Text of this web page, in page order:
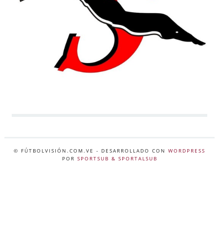
© FÚTBOLVISIÓN.COM.VE - DESARROLLADO CON WORDPRESS
POR SPORTSUB & SPORTALSUB